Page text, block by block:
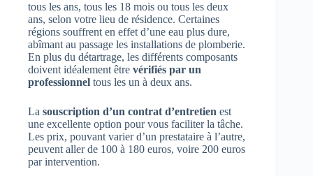
tous les ans, tous les 18 mois ou tous les deux
ans, selon votre lieu de résidence. Certaines
régions souffrent en effet d’une eau plus dure,
abîmant au passage les installations de plomberie.
En plus du détartrage, les différents composants
doivent idéalement être vérifiés par un
professionnel tous les un à deux ans.
La souscription d’un contrat d’entretien est
une excellente option pour vous faciliter la tâche.
Les prix, pouvant varier d’un prestataire à l’autre,
peuvent aller de 100 à 180 euros, voire 200 euros
par intervention.